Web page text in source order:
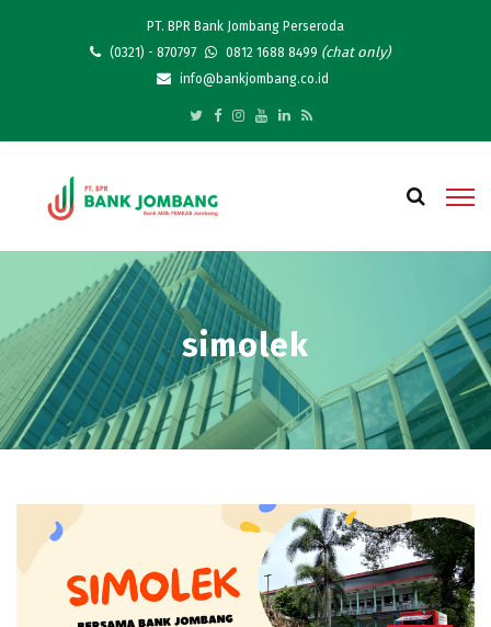
PT. BPR Bank Jombang Perseroda
(0321) - 870797
0812 1688 8499 (chat only)
info@bankjombang.co.id
simolek